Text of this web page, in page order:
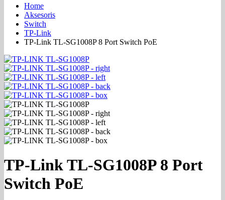
Home
Aksesoris
Switch
TP-Link
TP-Link TL-SG1008P 8 Port Switch PoE
TP-Link TL-SG1008P 8 Port
Switch PoE